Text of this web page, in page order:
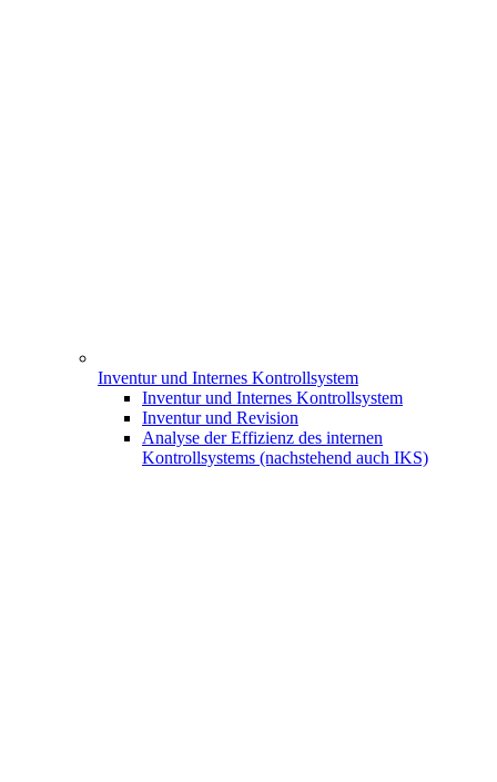
Inventur und Internes Kontrollsystem
Inventur und Internes Kontrollsystem
Inventur und Revision
Analyse der Effizienz des internen
Kontrollsystems (nachstehend auch IKS)